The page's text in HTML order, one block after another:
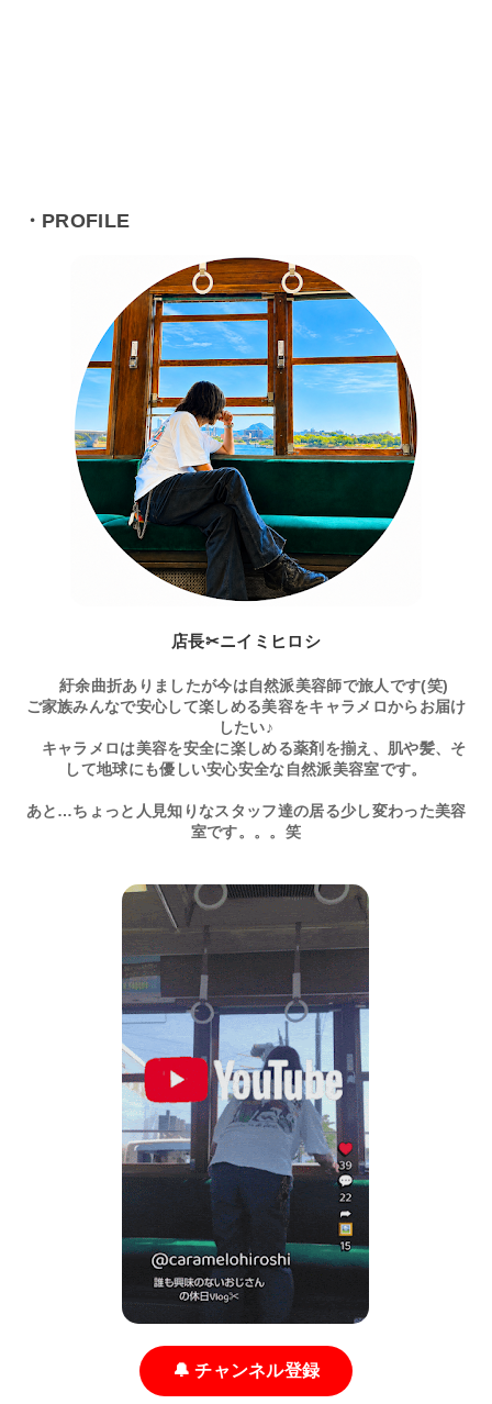
・PROFILE
店長✂ニイミヒロシ
紆余曲折ありましたが今は自然派美容師で旅人です(笑)
ご家族みんなで安心して楽しめる美容をキャラメロからお届け
したい♪
キャラメロは美容を安全に楽しめる薬剤を揃え、肌や髪、そ
して地球にも優しい安心安全な自然派美容室です。
あと…ちょっと人見知りなスタッフ達の居る少し変わった美容
室です。。。笑
🔔 チャンネル登録